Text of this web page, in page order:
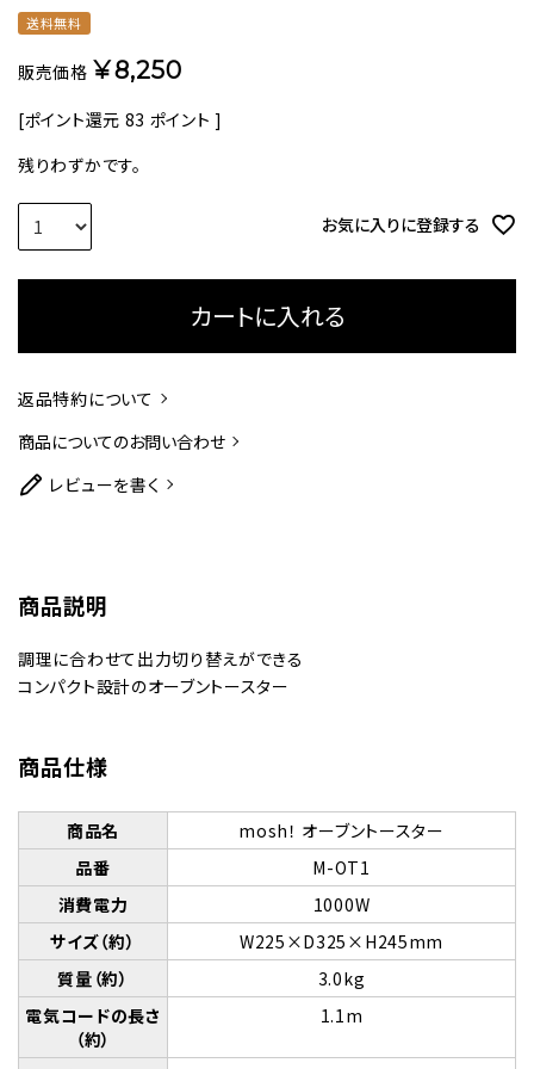
送料無料
販売価格 ¥8,250
[ポイント還元 83 ポイント ]
残りわずかです。
お気に入りに登録する
カートに入れる
返品特約について
商品についてのお問い合わせ
レビューを書く
商品説明
調理に合わせて出力切り替えができる
コンパクト設計のオーブントースター
商品仕様
商品名
mosh！ オーブントースター
品番
M-OT1
消費電力
1000W
サイズ（約）
W225×D325×H245mm
質量（約）
3.0kg
電気コードの長さ
（約）
1.1m